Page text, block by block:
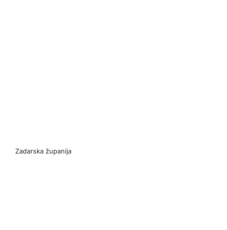
Zadarska županija